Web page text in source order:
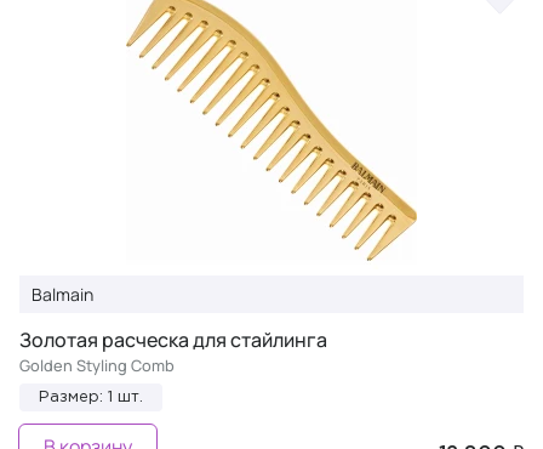
Balmain
Золотая раcческа для стайлинга
Golden Styling Comb
Размер: 1 шт.